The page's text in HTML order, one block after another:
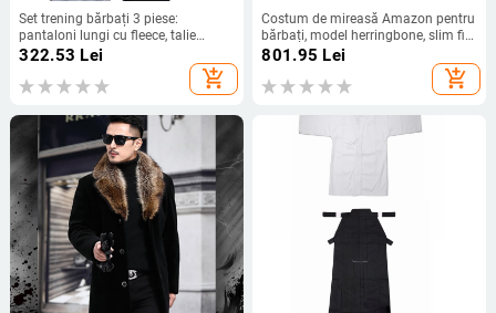
Set trening bărbați 3 piese:
pantaloni lungi cu fleece, talie
medie, croială mulată, imprimeu cu
322.53 Lei
add_shopping_cart
Costum de mireasă Amazon pentru
bărbați, model herringbone, slim fit,
din trei piese, cadou de nuntă
pentru bărbați, pentru serviciu și
timp liber
801.95 Lei
add_shopping_cart